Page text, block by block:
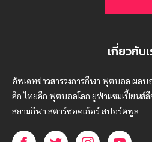
เกี่ยวกับ
อัพเดทข่าวสารวงการกีฬา ฟุตบอล ผล
ลีก ไทยลีก ฟุตบอลโลก ยูฟ่าแซมเปี้ยนส์
สยามกีฬา สตาร์ชอคเก้อร์ สปอร์ตพูล